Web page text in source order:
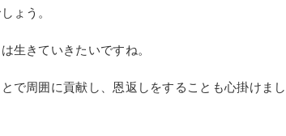
ょう。
生きていきたいですね。
で周囲に貢献し、恩返しをすることも心掛けまし